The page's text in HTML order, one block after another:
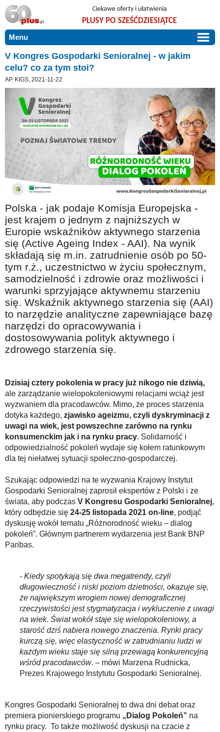
Ciekawe oferty i ułatwienia
PLUSY PO SZEŚĆDZIESIĄTCE
Menu
START
PROMOCJE
ARTYKUŁY
Szczególnie polecamy
Użyteczne porady
Szlachetne zdrowie
Mieszkaj wygodnie i bez barier
Warto wiedzieć!
Podróże i wypoczynek
Taniej, okazyjnie, specjalnie dla 60plus
Na wesoło
Hobby i pasje
Żyj aktywnie
60plus - najcenniejsi klienci
Dobra opieka
Warto naśladować
Coś dla ducha
Smacznie i zdrowo
Ciekawe książki
Stop samotności
Z internetem za pan brat
Bezpiecznie i w zgodzie z prawem
DLA BLISKICH
ZGŁOŚ OFERTĘ
O NAS
V Kongres Gospodarki Senioralnej - w jakim
celu? co za tym stoi?
AP. KIGS, 2021-11-22
Polska - jak podaje Komisja Europejska -
jest krajem o jednym z najniższych w
Europie wskaźników aktywnego starzenia
się (Active Ageing Index - AAI). Na wynik
składają się m.in. zatrudnienie osób po 50-
tym r.ż., uczestnictwo w życiu społecznym,
samodzielność i zdrowie oraz możliwości i
warunki sprzyjające aktywnemu starzeniu
się. Wskaźnik aktywnego starzenia się (AAI)
to narzędzie analityczne zapewniające bazę
narzędzi do opracowywania i
dostosowywania polityk aktywnego i
zdrowego starzenia się.
Dzisiaj cztery pokolenia w pracy już nikogo nie dziwią,
ale zarządzanie wielopokoleniowymi relacjami wciąż jest
wyzwaniem dla pracodawców. Mimo, że proces starzenia
dotyka każdego, zjawisko ageizmu, czyli dyskryminacji z
uwagi na wiek, jest powszechne zarówno na rynku
konsumenckim jak i na rynku pracy. Solidarność i
odpowiedzialność pokoleń wydaje się kołem ratunkowym
dla tej niełatwej sytuacji społeczno-gospodarczej.
Szukając odpowiedzi na te wyzwania Krajowy Instytut
Gospodarki Senioralnej zaprosił ekspertów z Polski i ze
świata, aby podczas V Kongresu Gospodarki Senioralnej,
który odbędzie się 24-25 listopada 2021 on-line, podjąć
dyskusję wokół tematu „Różnorodność wieku – dialog
pokoleń”. Głównym partnerem wydarzenia jest Bank BNP
Paribas.
- Kiedy spotykają się dwa megatrendy, czyli
długowieczność i niski poziom dzietności, okazuje się,
że największym wrogiem nowej demograficznej
rzeczywistości jest stygmatyzacja i wykluczenie z uwagi
na wiek. Świat wokół staje się wielopokoleniowy, a
starość dziś nabiera nowego znaczenia. Rynki pracy
kurczą się, więc elastyczność w zatrudnianiu ludzi w
każdym wieku staje się silną przewagą konkurencyjną
wśród pracodawców. – mówi Marzena Rudnicka,
Prezes Krajowego Instytutu Gospodarki Senioralnej.
Kongres Gospodarki Senioralnej to dwa dni debat oraz
premiera pionierskiego programu „Dialog Pokoleń” na
rynku pracy. To także możliwość dyskusji na czacie z